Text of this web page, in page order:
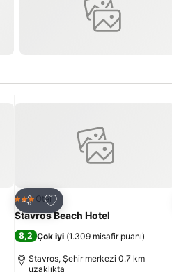
Paylaş
Favorilerime ekle
3 YıldızOtel
Stavros Beach Hotel
8,2 Çok iyi (1.309 misafir puanı)
Stavros, Şehir merkezi 0.7 km
uzaklıkta